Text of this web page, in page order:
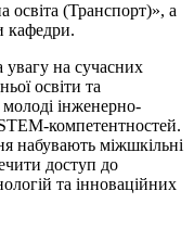
освіта (Транспорт)», а
кафедри.
увагу на сучасних
освіти та
молоді інженерно-
компетентностей.
набувають міжшкільні
доступ до
та інноваційних